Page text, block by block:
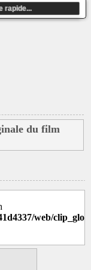
web/
du film